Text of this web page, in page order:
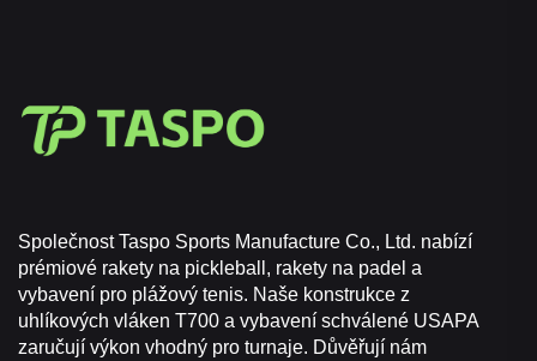
Společnost Taspo Sports Manufacture Co., Ltd. nabízí
prémiové rakety na pickleball, rakety na padel a
vybavení pro plážový tenis. Naše konstrukce z
uhlíkových vláken T700 a vybavení schválené USAPA
zaručují výkon vhodný pro turnaje. Důvěřují nám